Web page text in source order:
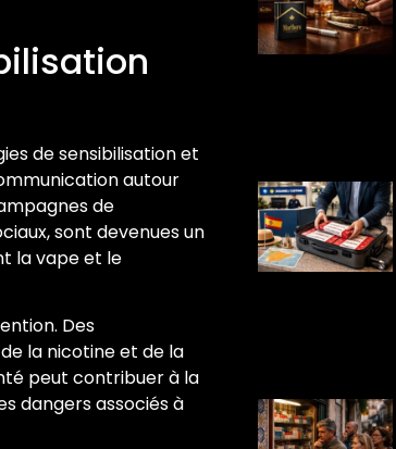
de sensibilisation et
autour
de
sont devenues un
la vape et le
Des
la nicotine et de la
peut contribuer à la
dangers associés à